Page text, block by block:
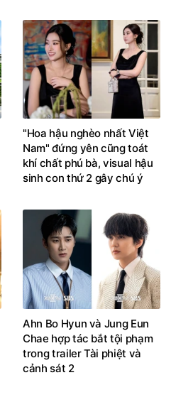
"Hoa hậu nghèo nhất Việt
Nam" đứng yên cũng toát
khí chất phú bà, visual hậu
sinh con thứ 2 gây chú ý
Ahn Bo Hyun và Jung Eun
Chae hợp tác bắt tội phạm
trong trailer Tài phiệt và
cảnh sát 2